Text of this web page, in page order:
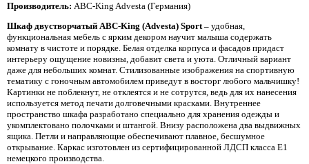
Производитель: ABC-King Advesta (Германия)
Шкаф двустворчатый ABC-King (Advesta) Sport – удобная,
функциональная мебель с ярким декором научит малыша содержать
комнату в чистоте и порядке. Белая отделка корпуса и фасадов придаст
интерьеру ощущение новизны, добавит света и уюта. Отличный вариант
даже для небольших комнат. Стилизованные изображения на спортивную
тематику с гоночным автомобилем приведут в восторг любого мальчишку!
Картинки не поблекнут, не отклеятся и не сотрутся, ведь для их нанесения
используется метод печати долговечными красками. Внутреннее
пространство шкафа разработано специально для хранения одежды и
укомплектовано полочками и штангой. Внизу расположена два выдвижных
ящика. Петли и направляющие обеспечивают плавное, бесшумное
открывание. Каркас изготовлен из сертифицированной ЛДСП класса Е1
немецкого производства.